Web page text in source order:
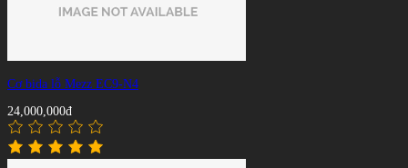
Cơ bida lỗ Mezz EC9-N4
24,000,000đ